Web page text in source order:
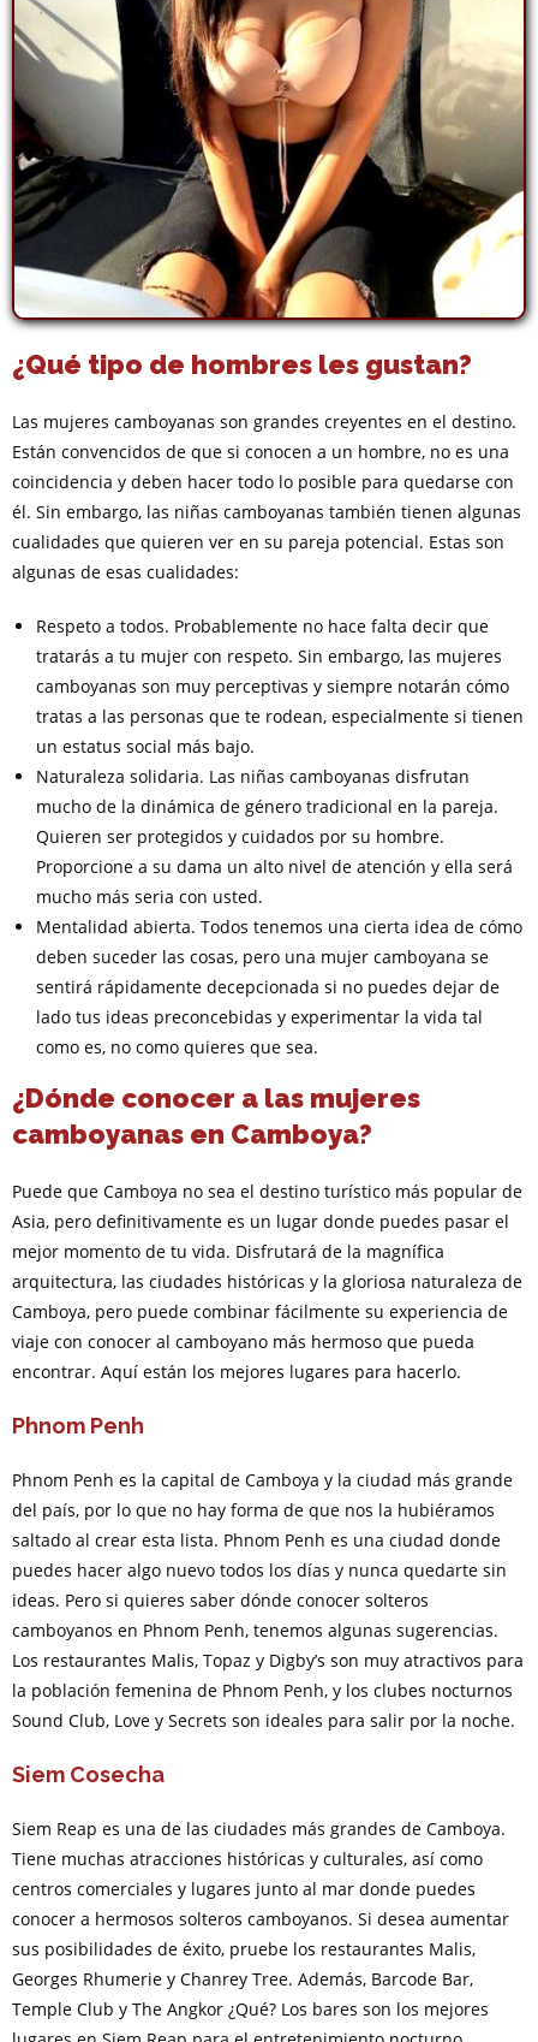
¿Qué tipo de hombres les gustan?
Las mujeres camboyanas son grandes creyentes en el destino.
Están convencidos de que si conocen a un hombre, no es una
coincidencia y deben hacer todo lo posible para quedarse con
él. Sin embargo, las niñas camboyanas también tienen algunas
cualidades que quieren ver en su pareja potencial. Estas son
algunas de esas cualidades:
Respeto a todos. Probablemente no hace falta decir que
tratarás a tu mujer con respeto. Sin embargo, las mujeres
camboyanas son muy perceptivas y siempre notarán cómo
tratas a las personas que te rodean, especialmente si tienen
un estatus social más bajo.
Naturaleza solidaria. Las niñas camboyanas disfrutan
mucho de la dinámica de género tradicional en la pareja.
Quieren ser protegidos y cuidados por su hombre.
Proporcione a su dama un alto nivel de atención y ella será
mucho más seria con usted.
Mentalidad abierta. Todos tenemos una cierta idea de cómo
deben suceder las cosas, pero una mujer camboyana se
sentirá rápidamente decepcionada si no puedes dejar de
lado tus ideas preconcebidas y experimentar la vida tal
como es, no como quieres que sea.
¿Dónde conocer a las mujeres
camboyanas en Camboya?
Puede que Camboya no sea el destino turístico más popular de
Asia, pero definitivamente es un lugar donde puedes pasar el
mejor momento de tu vida. Disfrutará de la magnífica
arquitectura, las ciudades históricas y la gloriosa naturaleza de
Camboya, pero puede combinar fácilmente su experiencia de
viaje con conocer al camboyano más hermoso que pueda
encontrar. Aquí están los mejores lugares para hacerlo.
Phnom Penh
Phnom Penh es la capital de Camboya y la ciudad más grande
del país, por lo que no hay forma de que nos la hubiéramos
saltado al crear esta lista. Phnom Penh es una ciudad donde
puedes hacer algo nuevo todos los días y nunca quedarte sin
ideas. Pero si quieres saber dónde conocer solteros
camboyanos en Phnom Penh, tenemos algunas sugerencias.
Los restaurantes Malis, Topaz y Digby’s son muy atractivos para
la población femenina de Phnom Penh, y los clubes nocturnos
Sound Club, Love y Secrets son ideales para salir por la noche.
Siem Cosecha
Siem Reap es una de las ciudades más grandes de Camboya.
Tiene muchas atracciones históricas y culturales, así como
centros comerciales y lugares junto al mar donde puedes
conocer a hermosos solteros camboyanos. Si desea aumentar
sus posibilidades de éxito, pruebe los restaurantes Malis,
Georges Rhumerie y Chanrey Tree. Además, Barcode Bar,
Temple Club y The Angkor ¿Qué? Los bares son los mejores